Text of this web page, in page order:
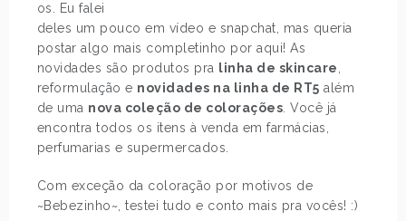
os. Eu falei
deles um pouco em vídeo e snapchat, mas queria
postar algo mais completinho por aqui! As
novidades são produtos pra linha de skincare
reformulação e novidades na linha de RT5 além
de uma nova coleção de colorações . Você já
encontra todos os itens à venda em farmácias,
perfumarias e supermercados.
Com exceção da coloração por motivos de
~Bebezinho~, testei tudo e conto mais pra vocês! :)